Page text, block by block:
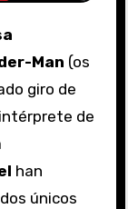
Man (os
giro de
de
han
únicos